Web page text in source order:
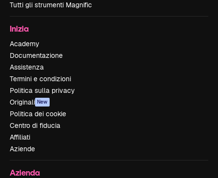
Tutti gli strumenti Magnific
Inizia
Academy
Documentazione
Assistenza
Termini e condizioni
Politica sulla privacy
Originali New
Politica dei cookie
Centro di fiducia
Affiliati
Aziende
Azienda